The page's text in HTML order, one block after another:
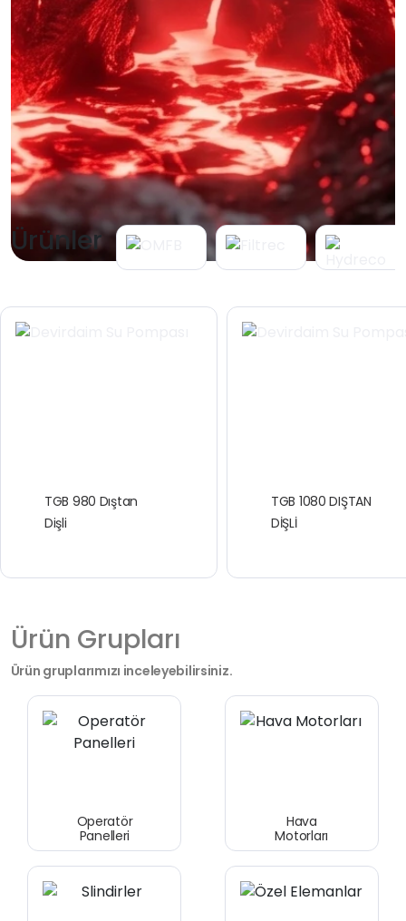
Ürünler
TGB 980 Dıştan
Dişli
TGB 1080 DIŞTAN
DİŞLİ
Ürün Grupları
Ürün gruplarımızı inceleyebilirsiniz.
Hava
Motorları
Hava
Hazırlayıcıları